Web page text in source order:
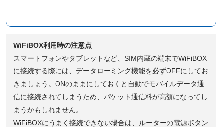
WiFiBOX利用時の注意点
スマートフォンやタブレットなど、SIM内蔵の端末でWiFiBOX
に接続する際には、データローミング機能を必ずOFFにしてお
きましょう。ONのままにしておくと自動でモバイルデータ通
信に接続されてしまうため、パケット通信料が高額になってし
まうかもしれません。
WiFiBOXにうまく接続できない場合は、ルーターの電源ボタン